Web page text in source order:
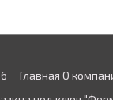
Главная О